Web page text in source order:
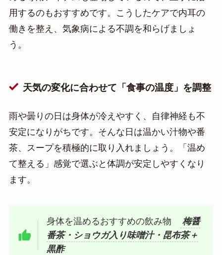
用するのもおすすめです。こうしたケアで内耳の
働きを整え、気象病による不調を和らげましょ
う。
天気の変化に合わせて「食事の温度」を調整
雨や曇りの日は身体が冷えやすく、自律神経も不
安定になりがちです。そんな日は温かい汁物や番
茶、スープを積極的に取り入れましょう。「温め
て整える」感覚で選ぶと体調が安定しやすくなり
ます。
身体を温めるおすすめの飲み物
梅醤
番茶・ショウガ入り味噌汁・昆布茶＋
黒酢